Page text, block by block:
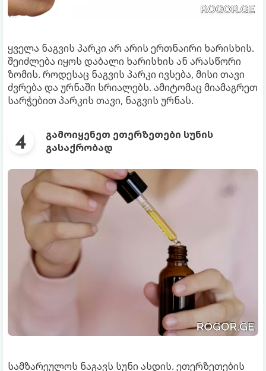
ყველა ნაგვის პარკი არ არის ერთნაირი ხარისხის.
შეიძლება იყოს დაბალი ხარისხის ან არასწორი
ზომის. როდესაც ნაგვის პარკი ივსება, მისი თავი
ძვრება და ურნაში სრიალებს. ამიტომაც მიამაგრეთ
სარჭებით პარკის თავი, ნაგვის ურნას.
გამოიყენეთ ეთერზეთები სუნის
გასაქრობად
სამზარეულოს ნაგავს სუნი ასდის. ეთერზეთების